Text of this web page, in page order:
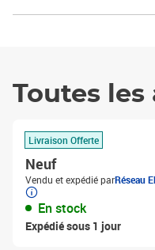
Toutes
Livraison Offerte
Neuf
Vendu et expédié parRéseau
En stock
Expédié sous 1 jour